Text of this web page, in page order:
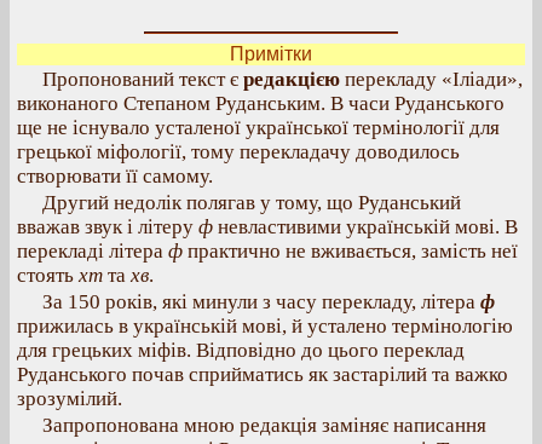
Примітки
Пропонований текст є редакцією перекладу «Іліади»,
виконаного Степаном Руданським. В часи Руданського
ще не існувало усталеної української термінології для
грецької міфології, тому перекладачу доводилось
створювати її самому.
Другий недолік полягав у тому, що Руданський
вважав звук і літеру ф невластивими українській мові. В
перекладі літера ф практично не вживається, замість неї
стоятьхт тахв.
За 150 років, які минули з часу перекладу, літера ф
прижилась в українській мові, й усталено термінологію
для грецьких міфів. Відповідно до цього переклад
Руданського почав сприйматись як застарілий та важко
зрозумілий.
Запропонована мною редакція заміняє написання